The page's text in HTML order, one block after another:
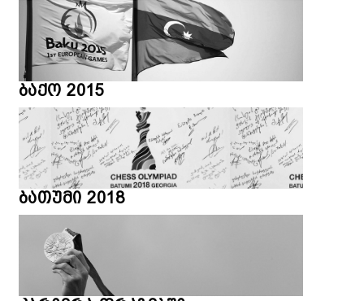
ბაქო 2015
ბათუმი 2018